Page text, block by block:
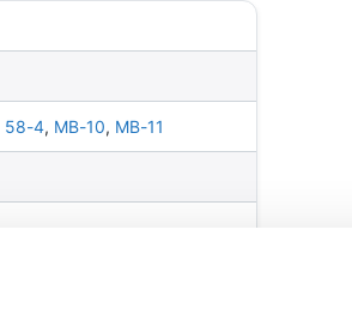
58-4, MB-10, MB-11